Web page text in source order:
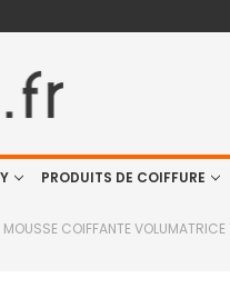
PRODUITS DE COIFFURE
MOUSSE COIFFANTE